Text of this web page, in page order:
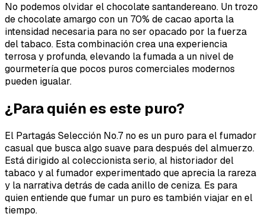
No podemos olvidar el chocolate santandereano. Un trozo
de chocolate amargo con un 70% de cacao aporta la
intensidad necesaria para no ser opacado por la fuerza
del tabaco. Esta combinación crea una experiencia
terrosa y profunda, elevando la fumada a un nivel de
gourmetería que pocos puros comerciales modernos
pueden igualar.
¿Para quién es este puro?
El Partagás Selección No.7 no es un puro para el fumador
casual que busca algo suave para después del almuerzo.
Está dirigido al coleccionista serio, al historiador del
tabaco y al fumador experimentado que aprecia la rareza
y la narrativa detrás de cada anillo de ceniza. Es para
quien entiende que fumar un puro es también viajar en el
tiempo.